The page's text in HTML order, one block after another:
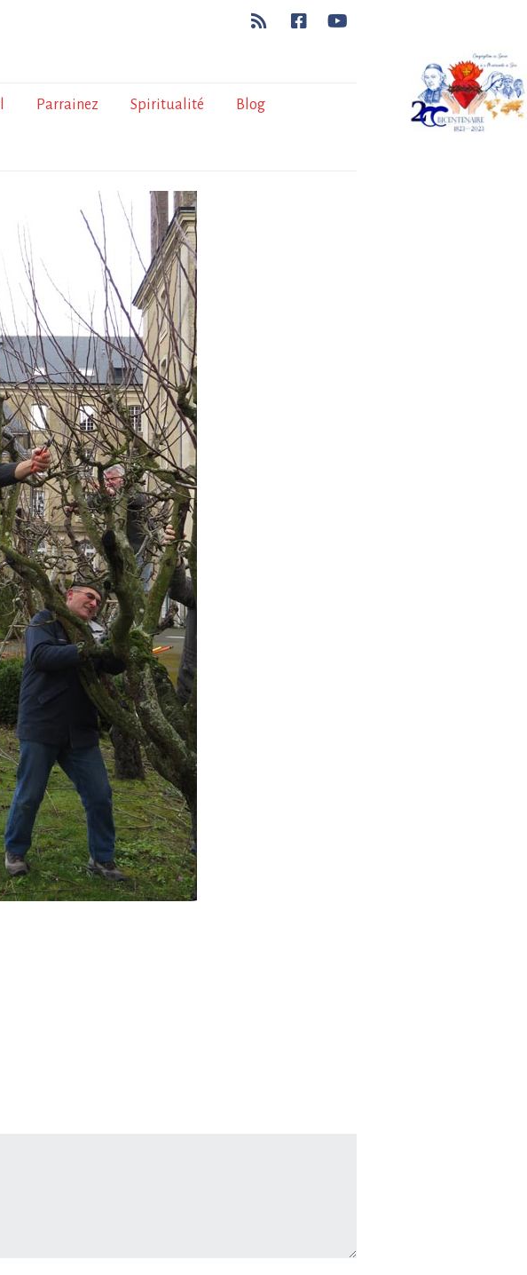
Parrainez Spiritualité Blog